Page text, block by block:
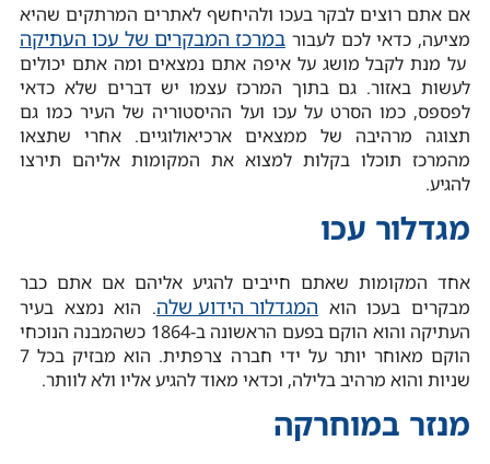
אם אתם רוצים לבקר בעכו ולהיחשף לאתרים המרתקים שהיא
מציעה, כדאי לכם לעבורבמרכז המבקרים של עכו העתיקה
על מנת לקבל מושג על איפה אתם נמצאים ומה אתם יכולים
לעשות באזור. גם בתוך המרכז עצמו יש דברים שלא כדאי
לפספס, כמו הסרט על עכו ועל ההיסטוריה של העיר כמו גם
תצוגה מרהיבה של ממצאים ארכיאולוגיים. אחרי שתצאו
מהמרכז תוכלו בקלות למצוא את המקומות אליהם תירצו
להגיע.
מגדלור עכו
אחד המקומות שאתם חייבים להגיע אליהם אם אתם כבר
מבקרים בעכו הוא המגדלור הידוע שלה. הוא נמצא בעיר
העתיקה והוא הוקם בפעם הראשונה ב-1864 כשהמבנה הנוכחי
הוקם מאוחר יותר על ידי חברה צרפתית. הוא מבזיק בכל 7
שניות והוא מרהיב בלילה, וכדאי מאוד להגיע אליו ולא לוותר.
מנזר במוחרקה